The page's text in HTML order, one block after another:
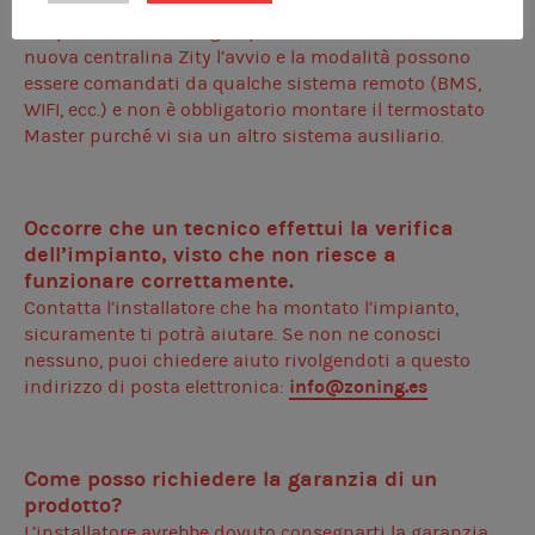
Nei sistemi classici di Zoning è obbligatorio, dato che
nuova centralina Zity l’avvio e la modalità possono
essere comandati da qualche sistema remoto (BMS,
WIFI, ecc.) e non è obbligatorio montare il termostato
Master purché vi sia un altro sistema ausiliario.
Occorre che un tecnico effettui la verifica
dell’impianto, visto che non riesce a
funzionare correttamente.
Contatta l’installatore che ha montato l’impianto,
sicuramente ti potrà aiutare. Se non ne conosci
nessuno, puoi chiedere aiuto rivolgendoti a questo
indirizzo di posta elettronica: info@zoning.es
Come posso richiedere la garanzia di un
prodotto?